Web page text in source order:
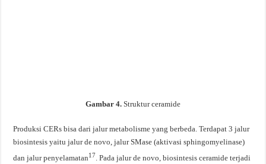
Gambar 4.Struktur ceramide
Produksi CERs bisa dari jalur metabolisme yang berbeda. Terdapat 3 jalur
biosintesis yaitu jalur de novo, jalur SMase (aktivasi sphingomyelinase)
dan jalur penyelamatan17 . Pada jalur de novo, biosintesis ceramide terjadi